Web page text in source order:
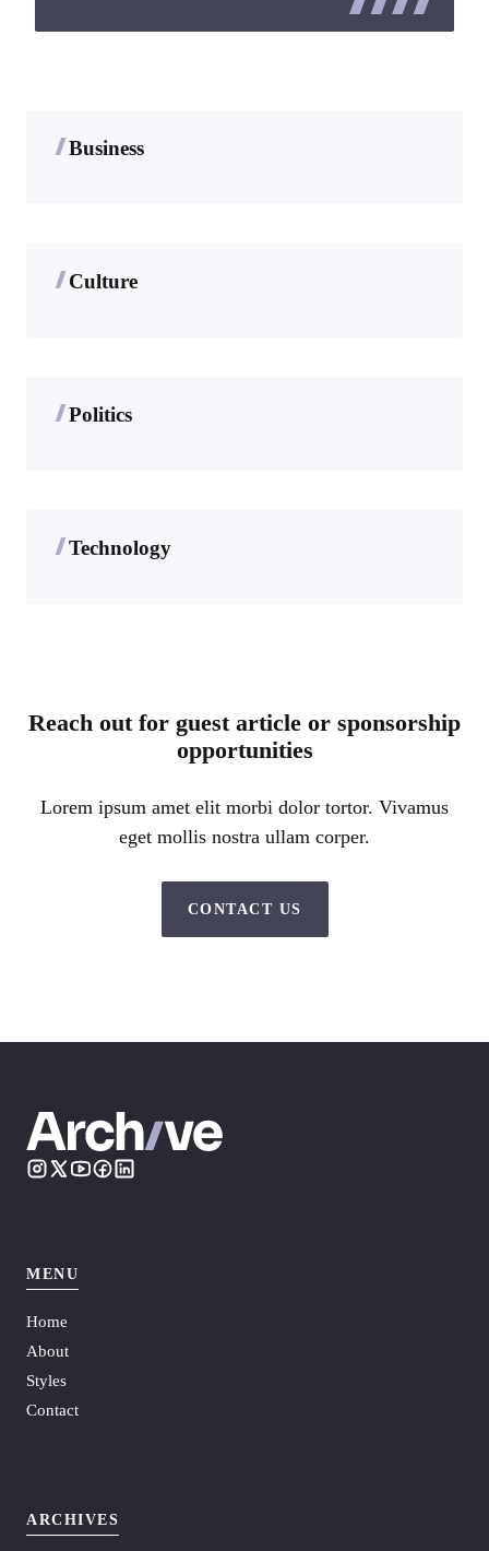
Business
Culture
Politics
Technology
Reach out for guest article or sponsorship
opportunities
Lorem ipsum amet elit morbi dolor tortor. Vivamus
eget mollis nostra ullam corper.
CONTACT US
MENU
Home
About
Styles
Contact
ARCHIVES